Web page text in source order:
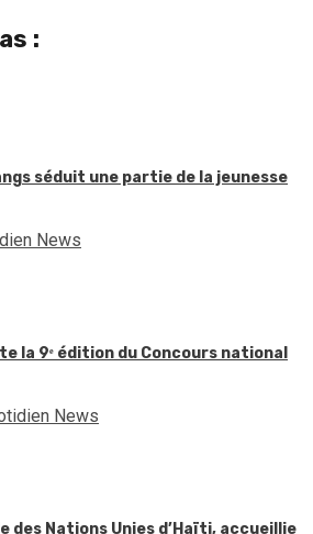
:
séduit une partie de la jeunesse
News
la 9ᵉ édition du Concours national
News
des Nations Unies d’Haïti, accueillie